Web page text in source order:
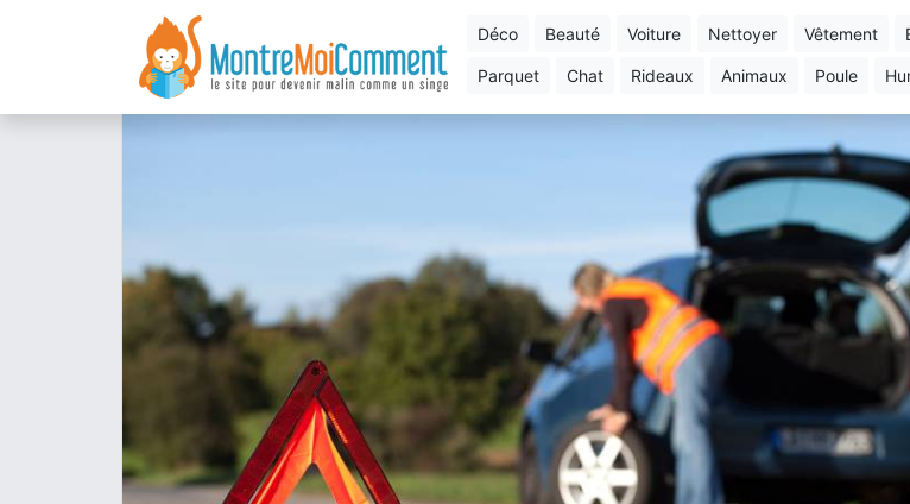
déco beauté voiture nettoyer vêtement
parquet chat rideaux animaux poule